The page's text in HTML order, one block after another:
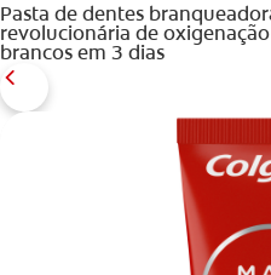
Pasta de dentes
revolucionária de
brancos em 3 dias